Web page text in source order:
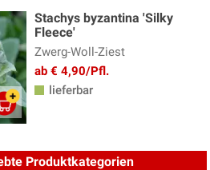
(4)
(3)
(31)
(4)
- Nieswurz(10)
Stachys byzantina 'Silky
Fleece'
Zwerg-Woll-Ziest
ab € 4,90/Pfl.
lieferbar
Produktkategorien